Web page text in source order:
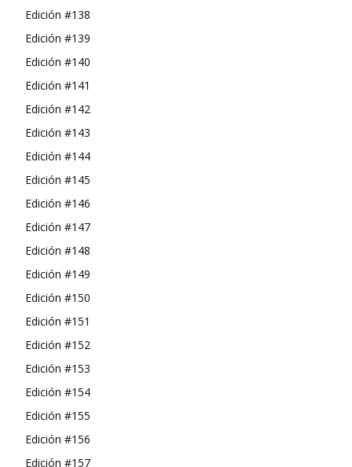
Edición #138
Edición #139
Edición #140
Edición #141
Edición #142
Edición #143
Edición #144
Edición #145
Edición #146
Edición #147
Edición #148
Edición #149
Edición #150
Edición #151
Edición #152
Edición #153
Edición #154
Edición #155
Edición #156
Edición #157